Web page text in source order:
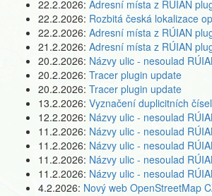
22.2.2026: Adresní místa z RÚIAN
22.2.2026: Rozbitá česká lokalizace
22.2.2026: Adresní místa z RÚIAN
21.2.2026: Adresní místa z RÚIAN
20.2.2026: Názvy ulic - nesoulad
20.2.2026: Tracer plugin update
20.2.2026: Tracer plugin update
13.2.2026: Vyznačení duplicitních
12.2.2026: Názvy ulic - nesoulad
11.2.2026: Názvy ulic - nesoulad
11.2.2026: Názvy ulic - nesoulad
11.2.2026: Názvy ulic - nesoulad
11.2.2026: Názvy ulic - nesoulad
4.2.2026: Nový web OpenStreetMap